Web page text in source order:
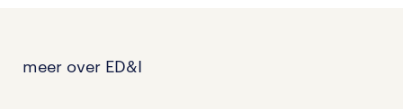
meer over ED&I